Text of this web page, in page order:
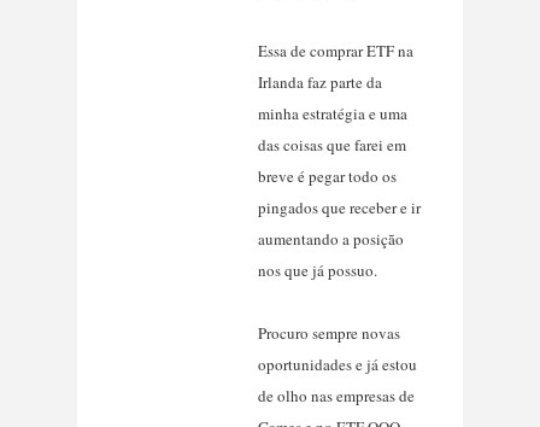
Essa de comprar ETF na
Irlanda faz parte da
minha estratégia e uma
das coisas que farei em
breve é pegar todo os
pingados que receber e ir
aumentando a posição
nos que já possuo.
Procuro sempre novas
oportunidades e já estou
de olho nas empresas de